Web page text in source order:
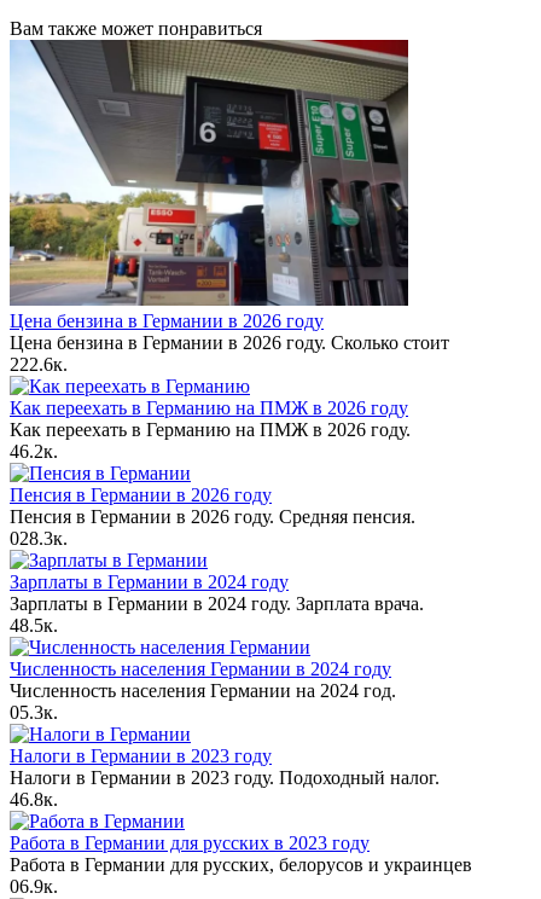
Вам также может понравиться
Цена бензина в Германии в 2026 году
Цена бензина в Германии в 2026 году. Сколько стоит
222.6к.
Как переехать в Германию на ПМЖ в 2026 году
Как переехать в Германию на ПМЖ в 2026 году.
46.2к.
Пенсия в Германии в 2026 году
Пенсия в Германии в 2026 году. Средняя пенсия.
028.3к.
Зарплаты в Германии в 2024 году
Зарплаты в Германии в 2024 году. Зарплата врача.
48.5к.
Численность населения Германии в 2024 году
Численность населения Германии на 2024 год.
05.3к.
Налоги в Германии в 2023 году
Налоги в Германии в 2023 году. Подоходный налог.
46.8к.
Работа в Германии для русских в 2023 году
Работа в Германии для русских, белорусов и украинцев
06.9к.